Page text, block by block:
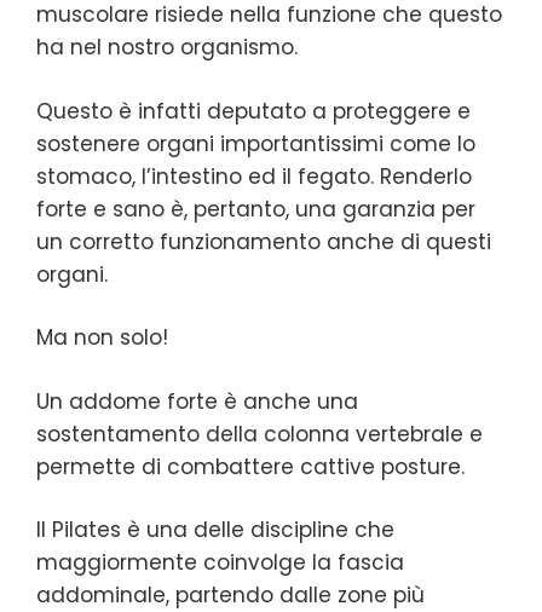
muscolare risiede nella funzione che questo
ha nel nostro organismo.
Questo è infatti deputato a proteggere e
sostenere organi importantissimi come lo
stomaco, l’intestino ed il fegato. Renderlo
forte e sano è, pertanto, una garanzia per
un corretto funzionamento anche di questi
organi.
Ma non solo!
Un addome forte è anche una
sostentamento della colonna vertebrale e
permette di combattere cattive posture.
Il Pilates è una delle discipline che
maggiormente coinvolge la fascia
addominale, partendo dalle zone più